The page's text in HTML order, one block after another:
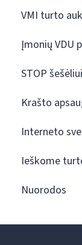
VMI turto
Įmonių VDU
STOP šešėliui
Krašto
Interneto
Ieškome
Nuorodos